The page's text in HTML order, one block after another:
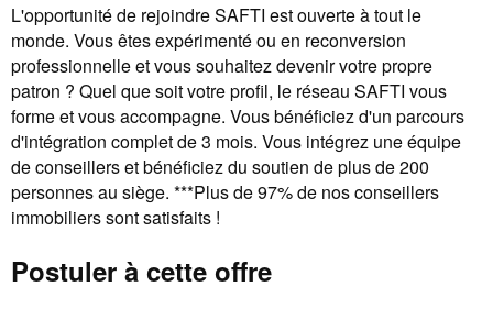
L'opportunité de rejoindre SAFTI est ouverte à tout le
monde. Vous êtes expérimenté ou en reconversion
professionnelle et vous souhaitez devenir votre propre
patron ? Quel que soit votre profil, le réseau SAFTI vous
forme et vous accompagne. Vous bénéficiez d'un parcours
d'intégration complet de 3 mois. Vous intégrez une équipe
de conseillers et bénéficiez du soutien de plus de 200
personnes au siège. ***Plus de 97% de nos conseillers
immobiliers sont satisfaits !
Postuler à cette offre